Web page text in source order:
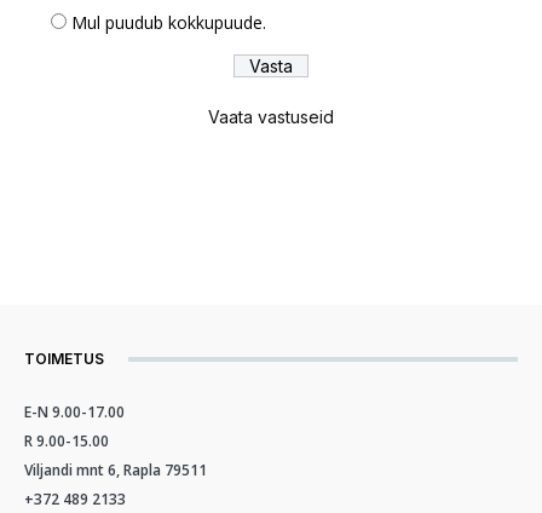
Mul puudub kokkupuude.
Vaata vastuseid
TOIMETUS
E-N 9.00-17.00
R 9.00-15.00
Viljandi mnt 6, Rapla 79511
+372 489 2133